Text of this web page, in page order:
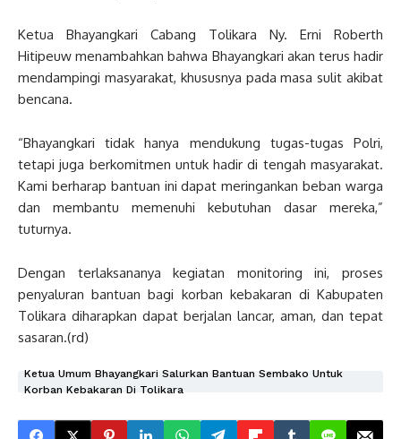
Ketua Bhayangkari Cabang Tolikara Ny. Erni Roberth
Hitipeuw menambahkan bahwa Bhayangkari akan terus hadir
mendampingi masyarakat, khususnya pada masa sulit akibat
bencana.
“Bhayangkari tidak hanya mendukung tugas-tugas Polri,
tetapi juga berkomitmen untuk hadir di tengah masyarakat.
Kami berharap bantuan ini dapat meringankan beban warga
dan membantu memenuhi kebutuhan dasar mereka,”
tuturnya.
Dengan terlaksananya kegiatan monitoring ini, proses
penyaluran bantuan bagi korban kebakaran di Kabupaten
Tolikara diharapkan dapat berjalan lancar, aman, dan tepat
sasaran.(rd)
Ketua Umum Bhayangkari Salurkan Bantuan Sembako Untuk
Korban Kebakaran Di Tolikara